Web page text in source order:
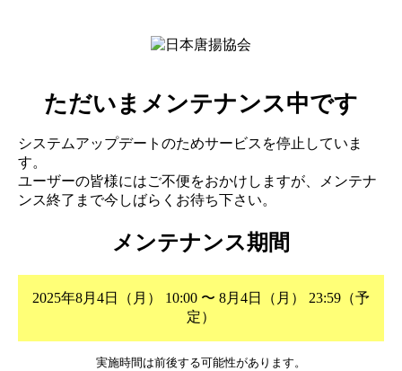
ただいまメンテナンス中です
システムアップデートのためサービスを停止していま
す。
ユーザーの皆様にはご不便をおかけしますが、メンテナ
ンス終了まで今しばらくお待ち下さい。
メンテナンス期間
2025年8月4日（月） 10:00 〜 8月4日（月） 23:59（予
定）
実施時間は前後する可能性があります。